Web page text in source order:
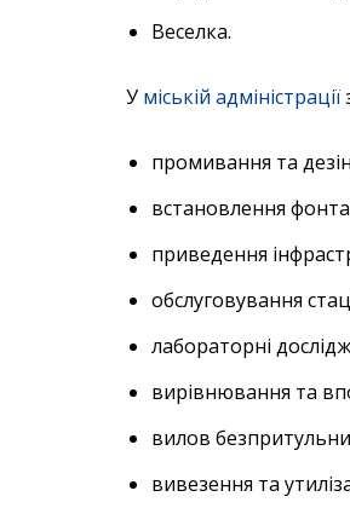
Веселка.
У міській адміністрації
промивання та
встановлення
приведення
обслуговування
лабораторні
вирівнювання та
вилов
вивезення та